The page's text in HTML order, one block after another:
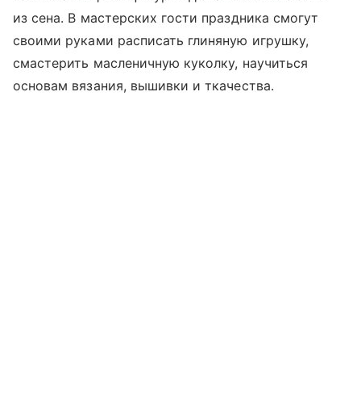
из сена. В мастерских гости праздника смогут
своими руками расписать глиняную игрушку,
смастерить масленичную куколку, научиться
основам вязания, вышивки и ткачества.